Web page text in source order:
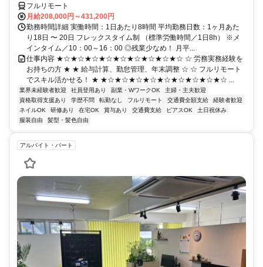
フルリモート
月給208,000円～431,200円
勤務時間詳細 実働時間：1日あたり8時間 平均勤務日数：1ヶ月あた
り18日 〜 20日 フレックスタイム制 （標準労働時間／1日8h） ※メ
インタイム／10：00～16：00 ◎残業少なめ！ 月平...
仕事内容 ★☆★☆★☆★☆★☆★☆★☆★☆★☆ ☆ 労務実務経験を
お持ちの方 ★ ★ 給与計算、勤怠管理、年末調整 ☆ ☆ フルリモート
でスキル活かせる！ ★ ★☆★☆★☆★☆★☆★☆★☆★☆★☆ ...
業界未経験者歓迎 社員登用あり 副業・WワークOK
主婦・主夫歓迎
資格取得支援あり
学歴不問 転勤なし フルリモート 交通費全額支給
経験者歓迎
ネイルOK
研修あり 在宅OK 賞与あり 交通費支給 ピアスOK
土日祝休み
服装自由
髪型・髪色自由
アルバイト・パート